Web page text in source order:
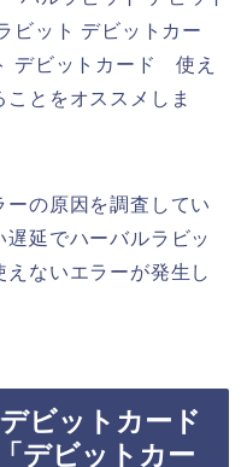
ビット デビットカー
デビットカード 使え
とをオススメしま
の原因を調査してい
遅延でハーバルラビッ
えないエラーが発生し
ビットカード
デビットカー